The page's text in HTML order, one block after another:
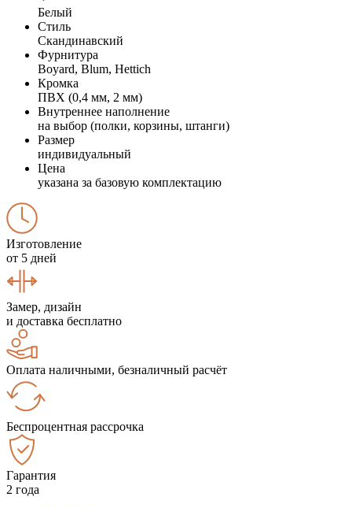
Белый
Стиль
Скандинавский
Фурнитура
Boyard, Blum, Hettich
Кромка
ПВХ (0,4 мм, 2 мм)
Внутреннее наполнение
на выбор (полки, корзины, штанги)
Размер
индивидуальный
Цена
указана за базовую комплектацию
Изготовление
от 5 дней
Замер, дизайн
и доставка бесплатно
Оплата наличными, безналичный расчёт
Беспроцентная рассрочка
Гарантия
2 года